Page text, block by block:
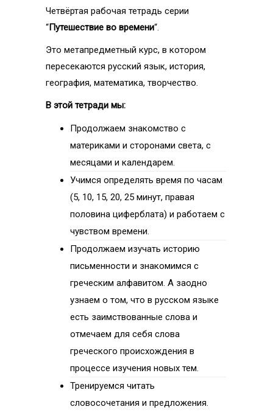
Четвёртая рабочая тетрадь серии
“Путешествие во времени“.
Это метапредметный курс, в котором
пересекаются русский язык, история,
география, математика, творчество.
В этой тетради мы:
Продолжаем знакомство с
материками и сторонами света, с
месяцами и календарем.
Учимся определять время по часам
(5, 10, 15, 20, 25 минут, правая
половина циферблата) и работаем с
чувством времени.
Продолжаем изучать историю
письменности и знакомимся с
греческим алфавитом. А заодно
узнаем о том, что в русском языке
есть заимствованные слова и
отмечаем для себя слова
греческого происхождения в
процессе изучения новых тем.
Тренируемся читать
словосочетания и предложения.